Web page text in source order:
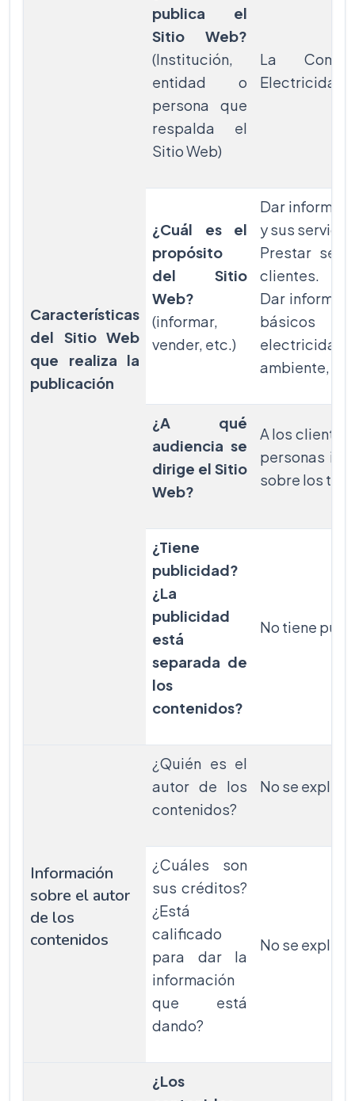
Características
del Sitio Web
que realiza la
publicación
publica el
Sitio Web?
(Institución,
entidad o
persona que
respalda el
Sitio Web)
La
Electricidad
¿Cuál es el
propósito
del Sitio
Web?
(informar,
vender, etc.)
Dar
y sus
Prestar
clientes.
Dar
básicos
electricidad,
ambiente,
¿A qué
audiencia se
dirige el Sitio
Web?
A los clientes
personas
sobre los
¿Tiene
publicidad?
¿La
publicidad
está
separada de
los
contenidos?
No tiene
Información
sobre el autor
de los
contenidos
¿Quién es el
autor de los
contenidos?
No se
¿Cuáles son
sus créditos?
¿Está
calificado
para dar la
información
que está
dando?
No se
¿Los